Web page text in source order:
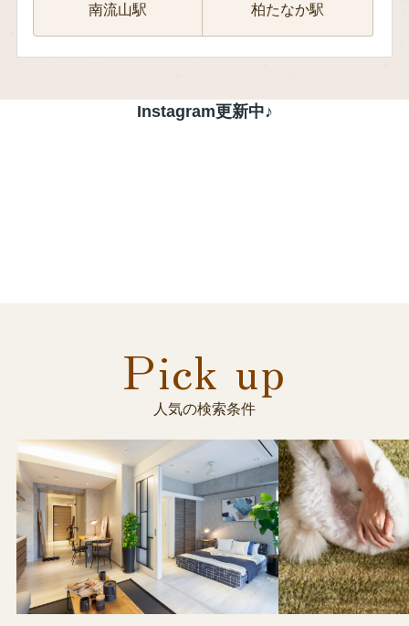
南流山駅 柏たなか駅
Instagram更新中♪
Pick up
人気の検索条件